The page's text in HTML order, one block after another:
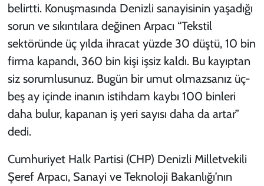
belirtti. Konuşmasında Denizli sanayisinin yaşadığı
sorun ve sıkıntılara değinen Arpacı “Tekstil
sektöründe üç yılda ihracat yüzde 30 düştü, 10 bin
firma kapandı, 360 bin kişi işsiz kaldı. Bu kayıptan
siz sorumlusunuz. Bugün bir umut olmazsanız üç-
beş ay içinde inanın istihdam kaybı 100 binleri
daha bulur, kapanan iş yeri sayısı daha da artar”
dedi.
Cumhuriyet Halk Partisi (CHP) Denizli Milletvekili
Şeref Arpacı, Sanayi ve Teknoloji Bakanlığı’nın